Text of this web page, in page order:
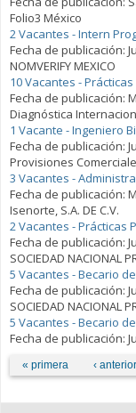
Folio3 México
2 Vacantes - Intern
Fecha de publicación:
NOMVERIFY MEXICO
10 Vacantes -
Fecha de publicación:
Diagnóstica
1 Vacante - Ingeniero
Fecha de publicación:
Provisiones
3 Vacantes -
Fecha de publicación:
Isenorte, S.A. DE C.V.
2 Vacantes - Prácticas
Fecha de publicación:
SOCIEDAD NACIONAL
5 Vacantes - Becario
Fecha de publicación:
SOCIEDAD NACIONAL
5 Vacantes - Becario
Fecha de publicación:
Páginas
« primera ‹ anterior